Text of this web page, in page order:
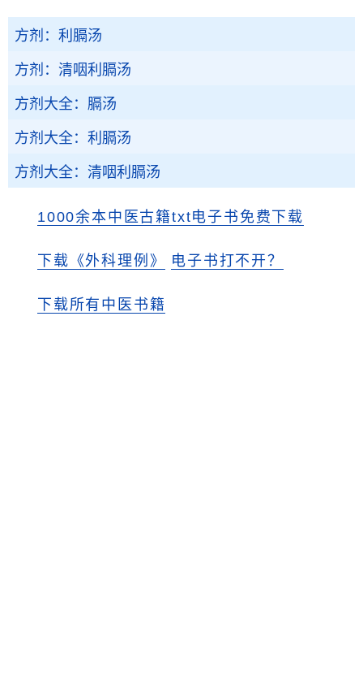
方剂：利膈汤
方剂：清咽利膈汤
方剂大全：膈汤
方剂大全：利膈汤
方剂大全：清咽利膈汤
1000余本中医古籍txt电子书免费下载
下载《外科理例》 电子书打不开？
下载所有中医书籍